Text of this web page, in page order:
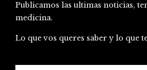
Publicamos las ultimas noticias,
medicina.
Lo que vos queres saber y lo que